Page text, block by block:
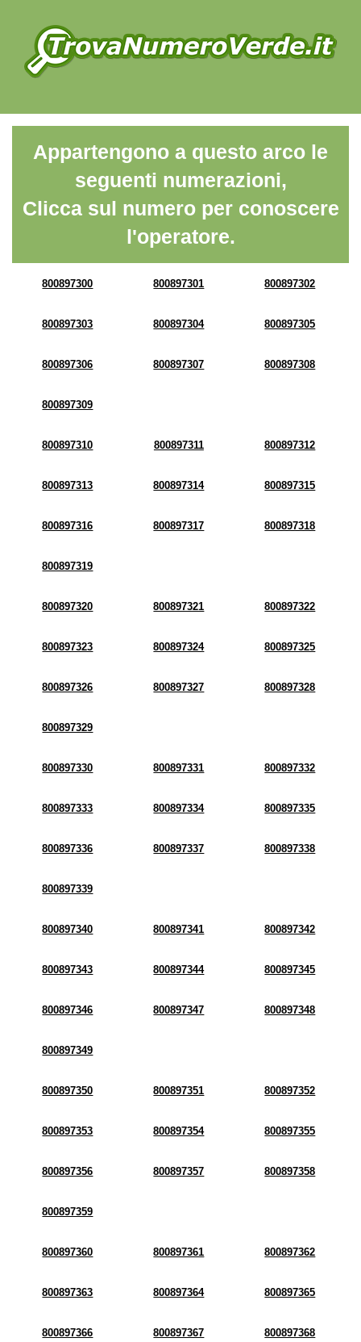
Appartengono a questo arco le
seguenti numerazioni,
Clicca sul numero per conoscere
l'operatore.
800897300 800897301 800897302
800897303 800897304 800897305
800897306 800897307 800897308
800897309
800897310 800897311 800897312
800897313 800897314 800897315
800897316 800897317 800897318
800897319
800897320 800897321 800897322
800897323 800897324 800897325
800897326 800897327 800897328
800897329
800897330 800897331 800897332
800897333 800897334 800897335
800897336 800897337 800897338
800897339
800897340 800897341 800897342
800897343 800897344 800897345
800897346 800897347 800897348
800897349
800897350 800897351 800897352
800897353 800897354 800897355
800897356 800897357 800897358
800897359
800897360 800897361 800897362
800897363 800897364 800897365
800897366 800897367 800897368